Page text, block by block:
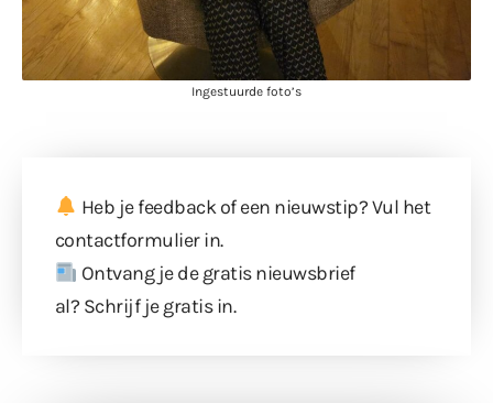
Ingestuurde foto’s
Heb je feedback of een nieuwstip? Vul het
contactformulierin.
Ontvang je de gratis nieuwsbrief
al? Schrijf je gratis in.